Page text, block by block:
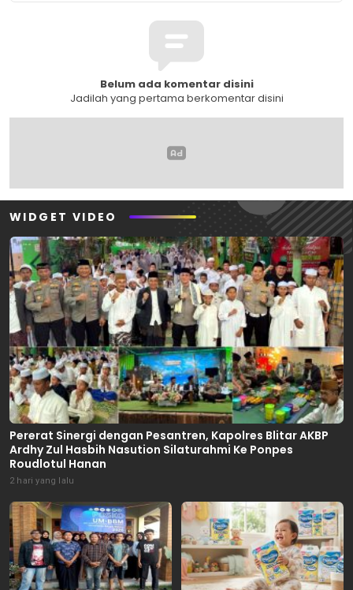
Belum ada komentar disini
Jadilah yang pertama berkomentar disini
WIDGET VIDEO
Pererat Sinergi dengan Pesantren, Kapolres Blitar AKBP
Ardhy Zul Hasbih Nasution Silaturahmi Ke Ponpes
Roudlotul Hanan
2 hari yang lalu